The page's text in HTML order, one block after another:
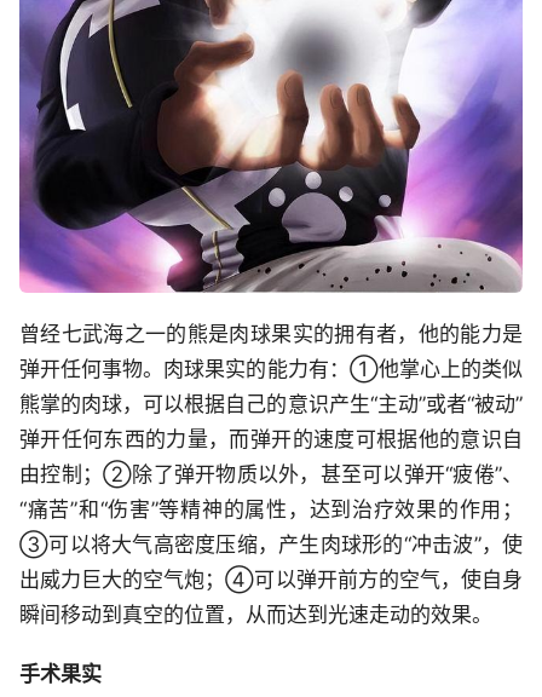
曾经七武海之一的熊是肉球果实的拥有者，他的能力是
弹开任何事物。肉球果实的能力有：①他掌心上的类似
熊掌的肉球，可以根据自己的意识产生“主动”或者“被动”
弹开任何东西的力量，而弹开的速度可根据他的意识自
由控制；②除了弹开物质以外，甚至可以弹开“疲倦”、
“痛苦”和“伤害”等精神的属性，达到治疗效果的作用；
③可以将大气高密度压缩，产生肉球形的“冲击波”，使
出威力巨大的空气炮；④可以弹开前方的空气，使自身
瞬间移动到真空的位置，从而达到光速走动的效果。
手术果实